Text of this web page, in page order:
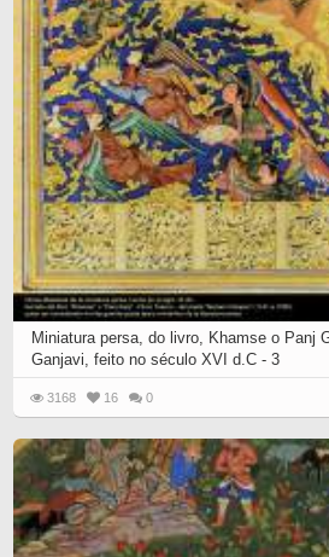
Miniatura persa, do livro, Khamse o Panj
Ganjavi, feito no século XVI d.C - 3
3168 16 0